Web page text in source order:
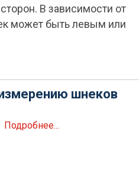
В зависимости от
может быть левым или
шнеков
Подробнее...